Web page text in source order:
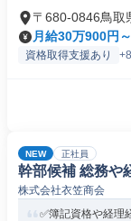
〒680-0846鳥取
月給30万900円
資格取得支援あり
NEW 正社員
幹部候補 総務や
株式会社衣笠商会
✅簿記資格や経理